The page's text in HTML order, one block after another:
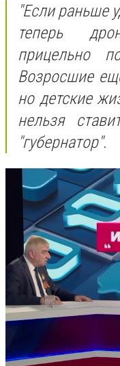
"Если раньше
теперь
прицельно
Возросшие
но детские
нельзя
"губернатор".